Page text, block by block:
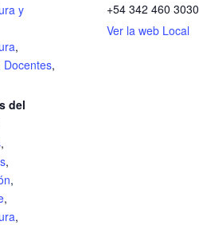
y
,
Docentes,
del
,
,
,
,
,
+54 342 460 3030
Ver la web Local